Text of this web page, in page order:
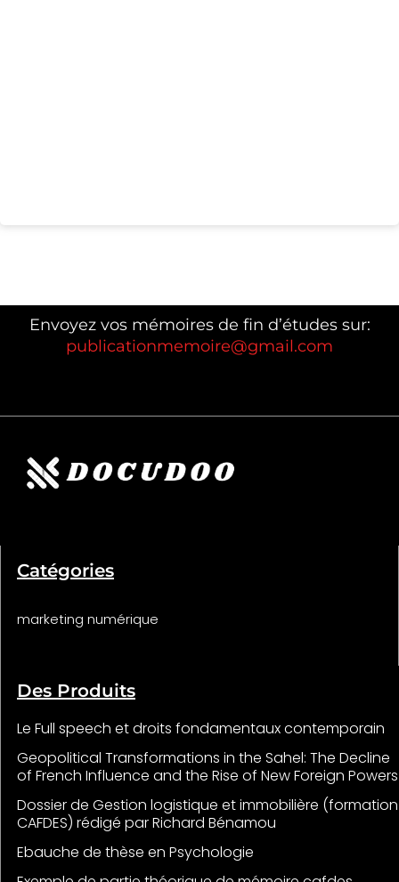
Envoyez vos mémoires de fin d’études sur:
publicationmemoire@gmail.com
Catégories
marketing numérique
Des Produits
Le Full speech et droits fondamentaux contemporain
Geopolitical Transformations in the Sahel: The Decline
of French Influence and the Rise of New Foreign Powers
Dossier de Gestion logistique et immobilière (formation
CAFDES) rédigé par Richard Bénamou
Ebauche de thèse en Psychologie